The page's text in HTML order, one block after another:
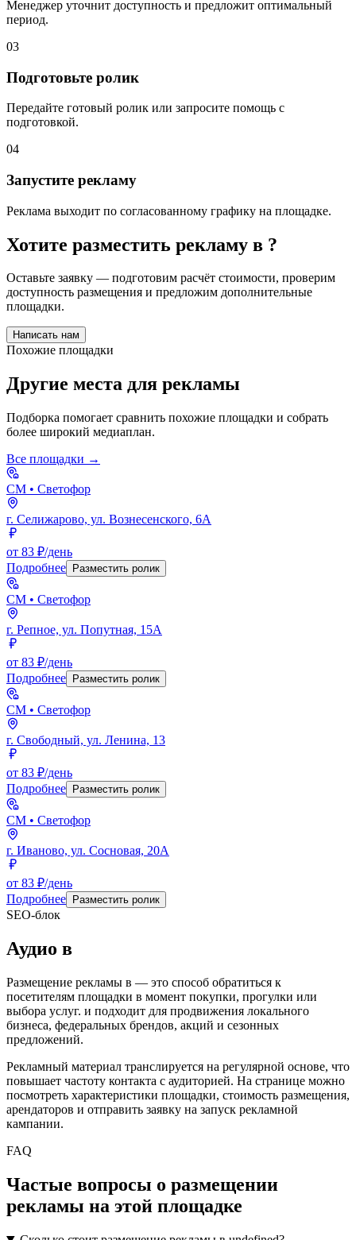
Менеджер уточнит доступность и предложит оптимальный
период.
03
Подготовьте ролик
Передайте готовый ролик или запросите помощь с
подготовкой.
04
Запустите рекламу
Реклама выходит по согласованному графику на площадке.
Хотите разместить рекламу в ?
Оставьте заявку — подготовим расчёт стоимости, проверим
доступность размещения и предложим дополнительные
площадки.
Написать нам
Похожие площадки
Другие места для рекламы
Подборка помогает сравнить похожие площадки и собрать
более широкий медиаплан.
Все площадки →
СМ • Светофор
г. Селижарово, ул. Вознесенского, 6А
от 83 ₽/день
Подробнее
Разместить ролик
СМ • Светофор
г. Репное, ул. Попутная, 15А
от 83 ₽/день
Подробнее
Разместить ролик
СМ • Светофор
г. Свободный, ул. Ленина, 13
от 83 ₽/день
Подробнее
Разместить ролик
СМ • Светофор
г. Иваново, ул. Сосновая, 20А
от 83 ₽/день
Подробнее
Разместить ролик
SEO-блок
Аудио в
Размещение рекламы в — это способ обратиться к
посетителям площадки в момент покупки, прогулки или
выбора услуг. и подходит для продвижения локального
бизнеса, федеральных брендов, акций и сезонных
предложений.
Рекламный материал транслируется на регулярной основе, что
повышает частоту контакта с аудиторией. На странице можно
посмотреть характеристики площадки, стоимость размещения,
арендаторов и отправить заявку на запуск рекламной
кампании.
FAQ
Частые вопросы о размещении
рекламы на этой площадке